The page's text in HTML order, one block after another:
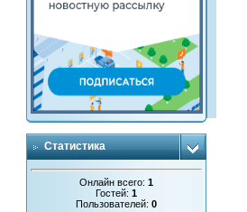
Статистика
Онлайн всего:1
Гостей:1
Пользователей:0